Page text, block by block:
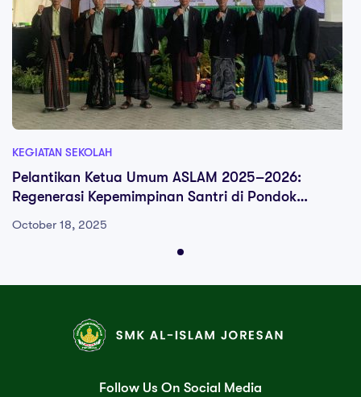
KEGIATAN SEKOLAH
Pelantikan Ketua Umum ASLAM 2025–2026:
Regenerasi Kepemimpinan Santri di Pondok
October 18, 2025
Follow Us On Social Media